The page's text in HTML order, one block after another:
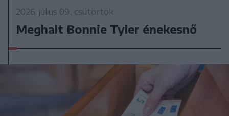
2026. július 09., csütörtök
Meghalt Bonnie Tyler énekesnő